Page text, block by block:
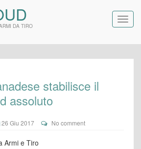
DA TIRO
stabilisce il
assoluto
26 Giu 2017 No comment
Armi e Tiro